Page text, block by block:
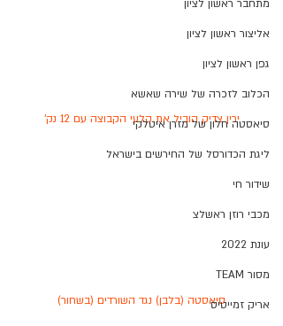
מתחבר ראשון לציון
אליצור ראשון לציון
גפן ראשון לציון
הכלוב לזכרה של שירה שאשא
סיאסטה חלון של מזרן איטלקי
ליגת הכדורסל של החירשים בישראל
שידור חי
מכבי רוזן ראשלצ
עונת 2022
מסור TEAM
אריק זמייטיס
ירין צדיק הוביל את קלעי הקבוצה עם 12 נק'
סיאסטה (בלבן) נגד השורדים (בשחור)